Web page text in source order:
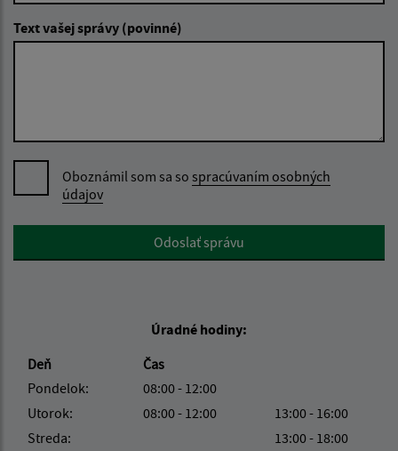
Text vašej správy (povinné)
Oboznámil som sa so spracúvaním osobných
údajov
Google reCaptcha ResponseOdoslať správu
Úradné hodiny:
Deň
Čas
Pondelok:
08:00 - 12:00
Utorok:
08:00 - 12:00
13:00 - 16:00
Streda:
13:00 - 18:00